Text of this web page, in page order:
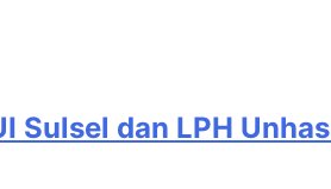
Sulsel dan LPH